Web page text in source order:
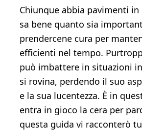
Chiunque abbia pavimenti in
sa bene quanto sia
prendercene cura per
efficienti nel tempo.
può imbattere in situazioni
si rovina, perdendo il suo
e la sua lucentezza. È in
entra in gioco la cera per
questa guida vi racconterò